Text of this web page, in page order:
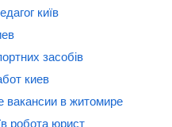
київ
засобів
киев
вакансии в житомире
робота юрист